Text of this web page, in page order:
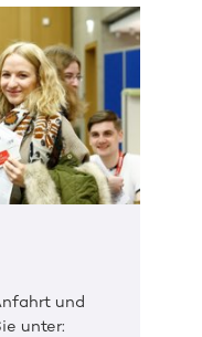
und
unter: